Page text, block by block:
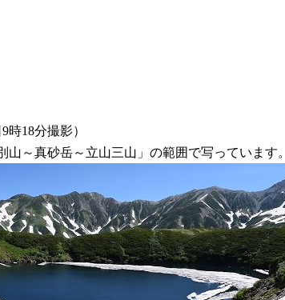
18分撮影）
～真砂岳～立山三山」の範囲で写っています。